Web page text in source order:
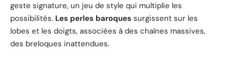
geste signature, un jeu de style qui multiplie les
possibilités. Les perles baroques surgissent sur les
lobes et les doigts, associées à des chaînes massives,
des breloques inattendues.